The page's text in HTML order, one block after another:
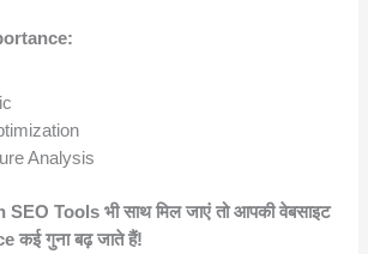
Analysis
Tools भी साथ मिल जाएं तो आपकी वेबसाइट
कई गुना बढ़ जाते हैं!